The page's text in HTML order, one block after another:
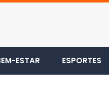
ESTAR ESPORTES